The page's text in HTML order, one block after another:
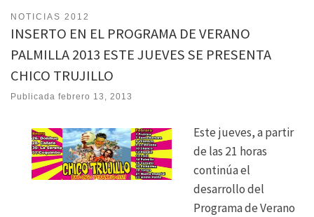
NOTICIAS 2012
INSERTO EN EL PROGRAMA DE VERANO
PALMILLA 2013 ESTE JUEVES SE PRESENTA
CHICO TRUJILLO
Publicada febrero 13, 2013
Este jueves, a partir
de las 21 horas
continúa el
desarrollo del
Programa de Verano